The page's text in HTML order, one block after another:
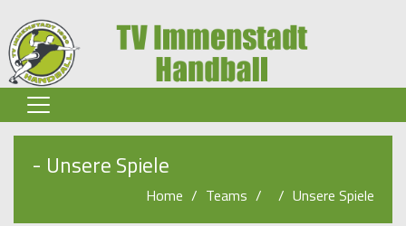
Home
- Unsere Spiele
Home Teams Unsere Spiele